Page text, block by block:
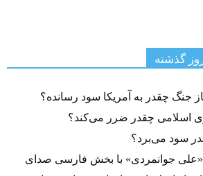
جنگ چقدر به آمریکا سود رسانده؟
اسلامی چقدر ضرر می‌کند؟
سود می‌برد؟
«علی جوانمردی» با بخش فارسی صدای